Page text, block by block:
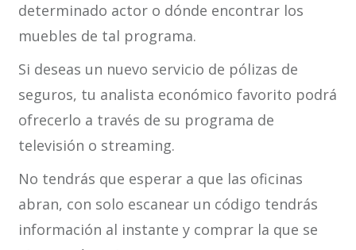
determinado actor o dónde encontrar los
muebles de tal programa.
Si deseas un nuevo servicio de pólizas de
seguros, tu analista económico favorito podrá
ofrecerlo a través de su programa de
televisión o streaming.
No tendrás que esperar a que las oficinas
abran, con solo escanear un código tendrás
información al instante y comprar la que se